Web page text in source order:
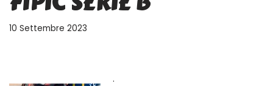
10 Settembre 2023
.